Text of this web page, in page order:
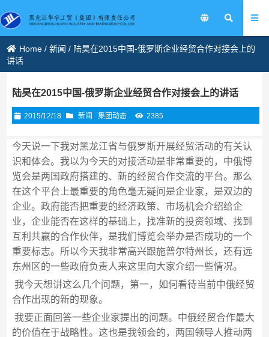
Home /新闻 / 陆昊在2015中国-俄罗斯企业经贸合作对接会上的
讲话
陆昊在2015中国-俄罗斯企业经贸合作对接会上的讲话
2015/12/18 新闻 集团动态 2385
今天说一下我对黑龙江省与俄罗斯开展经贸活动的有关认
识和体会。我以为今天的对接活动是非常重要的，中俄博
览会是两国政府搭建的、新的经贸合作交流的平台。那么
在这个平台上最重要的角色毫无疑问是企业家，是双边的
企业。政府能否把重要的经济政策、市场机会介绍给企
业，企业能否在这样的基础上，找准新的投资领域、找到
互利共赢的合作伙伴，是我们博览会举办是否成功的一个
重要标志。所以今天我非常高兴跟施普尔特州长，还有远
东州区的一些政府负责人来这里向大家介绍一些情况。
我今天想讲这么几个问题，第一，如何看待当前中俄经贸
合作出现的新的现象。
我要正面回答一些企业家提出的问题。中俄经贸合作最大
的价值在于战略性。这也是我领会的，两国领导人推动两